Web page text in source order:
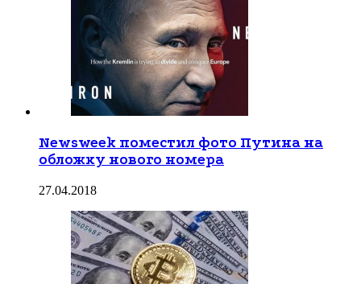
Newsweek поместил фото Путина на
обложку нового номера
27.04.2018